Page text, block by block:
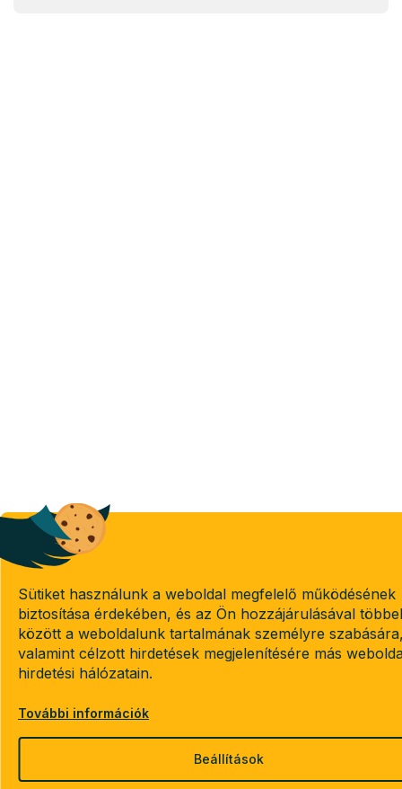
Sütiket használunk a weboldal megfelelő működésének
biztosítása érdekében, és az Ön hozzájárulásával
között a weboldalunk tartalmának személyre
valamint célzott hirdetések megjelenítésére más
hirdetési hálózatain.
További információk
Beállítások